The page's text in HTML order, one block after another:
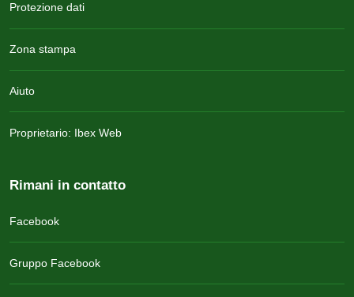
Protezione dati
Zona stampa
Aiuto
Proprietario: Ibex Web
Rimani in contatto
Facebook
Gruppo Facebook